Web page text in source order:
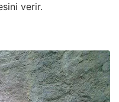
verir.